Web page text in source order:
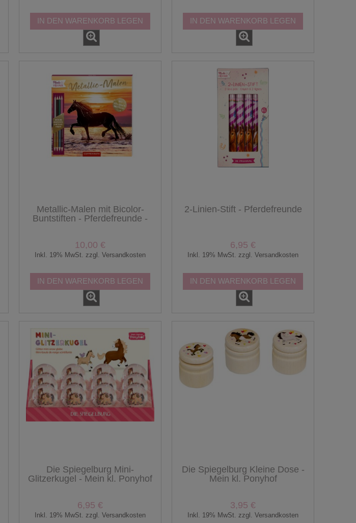
IN DEN WARENKORB LEGEN IN DEN WARENKORB LEGEN
Metallic-Malen mit Bicolor-
Buntstiften - Pferdefreunde -
10,00 €
Inkl. 19% MwSt. zzgl. Versandkosten
IN DEN WARENKORB LEGEN
2-Linien-Stift - Pferdefreunde
6,95 €
Inkl. 19% MwSt. zzgl. Versandkosten
IN DEN WARENKORB LEGEN
Die Spiegelburg Mini-
Glitzerkugel - Mein kl. Ponyhof
6,95 €
Inkl. 19% MwSt. zzgl. Versandkosten
Die Spiegelburg Kleine Dose -
Mein kl. Ponyhof
3,95 €
Inkl. 19% MwSt. zzgl. Versandkosten